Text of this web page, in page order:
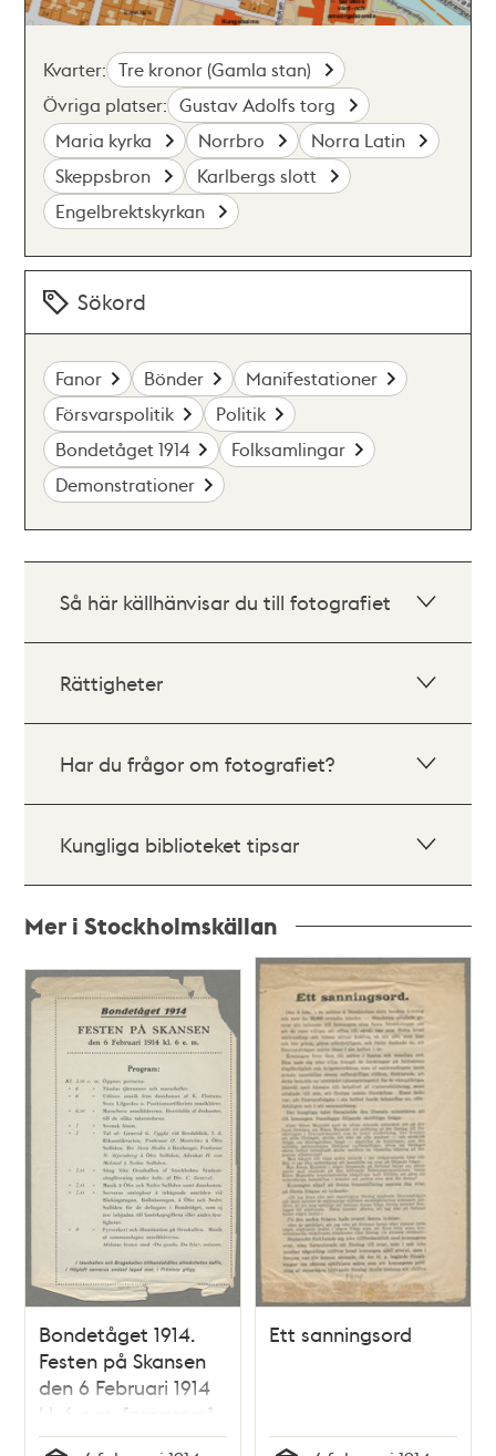
Kvarter: Tre kronor (Gamla stan)
Övriga platser: Gustav Adolfs torg
Maria kyrka
Norrbro
Norra Latin
Skeppsbron
Karlbergs slott
Engelbrektskyrkan
Sökord
Fanor Bönder
Manifestationer
Försvarspolitik
Politik
Bondetåget 1914
Folksamlingar
Demonstrationer
Så här källhänvisar du till fotografiet
Rättigheter
Har du frågor om fotografiet?
Kungliga biblioteket tipsar
Mer i Stockholmskällan
Relaterade
poster
teman
Bondetåget 1914.
Festen på Skansen
den 6 Februari 1914
kl. 6 e.m. [program]
Ett sanningsord